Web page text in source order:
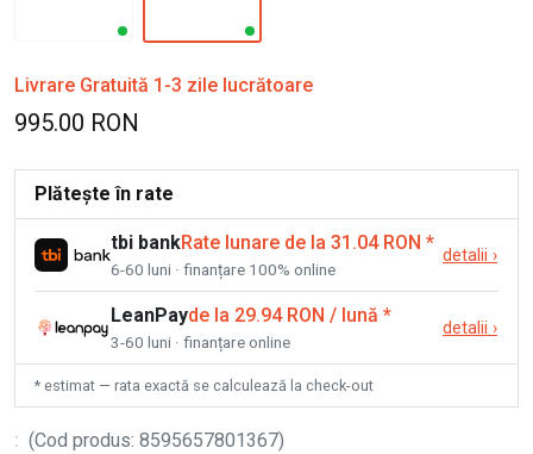
Livrare Gratuită 1-3 zile lucrătoare
995.00 RON
Plătește în rate
tbi bankRate lunare de la 31.04 RON *
6-60 luni · finanțare 100% online
detalii ›
LeanPayde la 29.94 RON / lună *
3-60 luni · finanțare online
detalii ›
* estimat — rata exactă se calculează la check-out
: (Cod produs: 8595657801367)